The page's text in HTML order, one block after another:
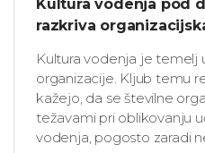
Kultura vodenja pod
razkriva
Kultura vodenja je temelj
organizacije. Kljub temu
kažejo, da se številne
težavami pri oblikovanju
vodenja, pogosto zaradi